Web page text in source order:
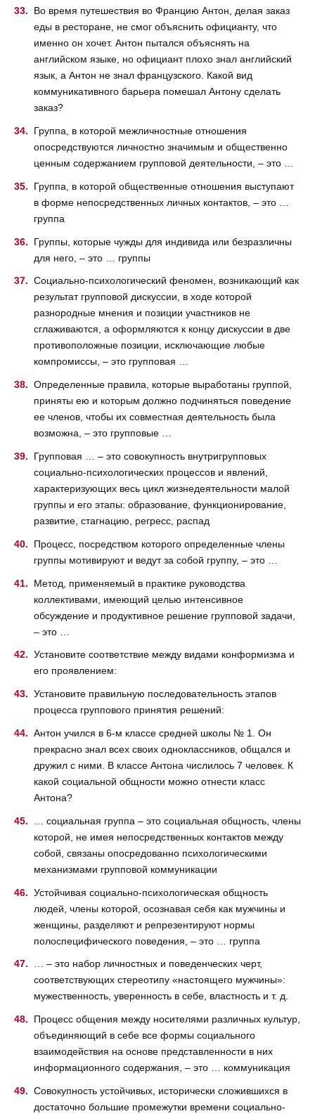
Во время путешествия во Францию Антон, делая заказ
еды в ресторане, не смог объяснить официанту, что
именно он хочет. Антон пытался объяснять на
английском языке, но официант плохо знал английский
язык, а Антон не знал французского. Какой вид
коммуникативного барьера помешал Антону сделать
заказ?
Группа, в которой межличностные отношения
опосредствуются личностно значимым и общественно
ценным содержанием групповой деятельности, – это …
Группа, в которой общественные отношения выступают
в форме непосредственных личных контактов, – это …
группа
Группы, которые чужды для индивида или безразличны
для него, – это … группы
Социально-психологический феномен, возникающий как
результат групповой дискуссии, в ходе которой
разнородные мнения и позиции участников не
сглаживаются, а оформляются к концу дискуссии в две
противоположные позиции, исключающие любые
компромиссы, – это групповая …
Определенные правила, которые выработаны группой,
приняты ею и которым должно подчиняться поведение
ее членов, чтобы их совместная деятельность была
возможна, – это групповые …
Групповая … – это совокупность внутригрупповых
социально-психологических процессов и явлений,
характеризующих весь цикл жизнедеятельности малой
группы и его этапы: образование, функционирование,
развитие, стагнацию, регресс, распад
Процесс, посредством которого определенные члены
группы мотивируют и ведут за собой группу, – это …
Метод, применяемый в практике руководства
коллективами, имеющий целью интенсивное
обсуждение и продуктивное решение групповой задачи,
– это …
Установите соответствие между видами конформизма и
его проявлением:
Установите правильную последовательность этапов
процесса группового принятия решений:
Антон учился в 6-м классе средней школы № 1. Он
прекрасно знал всех своих одноклассников, общался и
дружил с ними. В классе Антона числилось 7 человек. К
какой социальной общности можно отнести класс
Антона?
… социальная группа – это социальная общность, члены
которой, не имея непосредственных контактов между
собой, связаны опосредованно психологическими
механизмами групповой коммуникации
Устойчивая социально-психологическая общность
людей, члены которой, осознавая себя как мужчины и
женщины, разделяют и репрезентируют нормы
полоспецифического поведения, – это … группа
… – это набор личностных и поведенческих черт,
соответствующих стереотипу «настоящего мужчины»:
мужественность, уверенность в себе, властность и т. д.
Процесс общения между носителями различных культур,
объединяющий в себе все формы социального
взаимодействия на основе представленности в них
информационного содержания, – это … коммуникация
Совокупность устойчивых, исторически сложившихся в
достаточно большие промежутки времени социально-